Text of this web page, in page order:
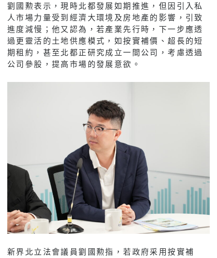
劉國勲表示，現時北都發展如期推進，但因引入私
人市場力量受到經濟大環境及房地產的影響，引致
進度減慢；他又認為，若產業先行時，下一步應透
過更靈活的土地供應模式，如按實補價、超長的短
期租約，甚至北都正研究成立一間公司，考慮透過
公司參股，提高市場的發展意欲。
新界北立法會議員劉國勲指，若政府采用按實補